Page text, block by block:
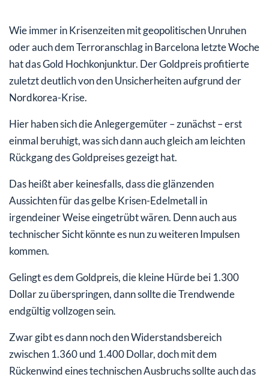
Am Golde hängt, nach Golde drängt doch alles… –
Depotglanz so oder so
Wie immer in Krisenzeiten mit geopolitischen Unruhen
oder auch dem Terroranschlag in Barcelona letzte Woche
hat das Gold Hochkonjunktur. Der Goldpreis profitierte
zuletzt deutlich von den Unsicherheiten aufgrund der
Nordkorea-Krise.
Hier haben sich die Anlegergemüter – zunächst – erst
einmal beruhigt, was sich dann auch gleich am leichten
Rückgang des Goldpreises gezeigt hat.
Das heißt aber keinesfalls, dass die glänzenden
Aussichten für das gelbe Krisen-Edelmetall in
irgendeiner Weise eingetrübt wären. Denn auch aus
technischer Sicht könnte es nun zu weiteren Impulsen
kommen.
Gelingt es dem Goldpreis, die kleine Hürde bei 1.300
Dollar zu überspringen, dann sollte die Trendwende
endgültig vollzogen sein.
Zwar gibt es dann noch den Widerstandsbereich
zwischen 1.360 und 1.400 Dollar, doch mit dem
Rückenwind eines technischen Ausbruchs sollte auch das